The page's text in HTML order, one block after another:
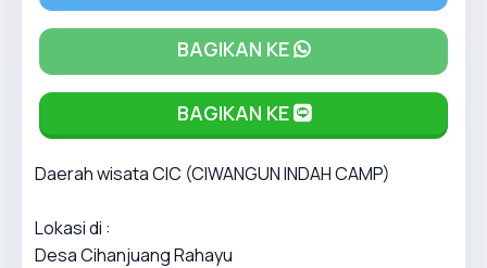
BAGIKAN KE
BAGIKAN KE
Daerah wisata CIC (CIWANGUN INDAH CAMP)
Lokasi di :
Desa Cihanjuang Rahayu